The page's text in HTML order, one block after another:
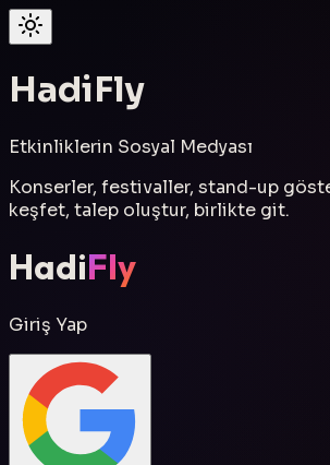
HadiFly
Etkinliklerin Sosyal Medyası
Konserler, festivaller, stand-up
keşfet, talep oluştur, birlikte git.
HadiFly
Giriş Yap